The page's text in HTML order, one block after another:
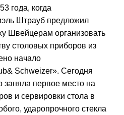
года, когда
Штрауб предложил
Швейцерам организовать
столовых приборов из
начало
Schweizer». Сегодня
заняла первое место на
и сервировки стола в
ударопрочного стекла